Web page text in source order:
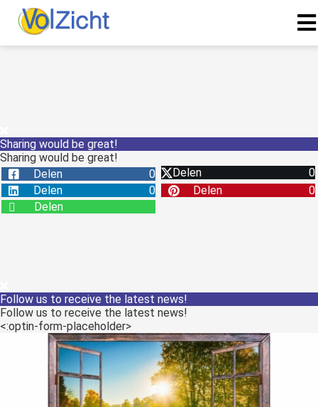
Sharing would be great!
Sharing would be great!
Delen
0 Delen
0
Delen
0 Delen
0
Delen
Follow us to receive the latest news!
Follow us to receive the latest news!
<:optin-form-placeholder>